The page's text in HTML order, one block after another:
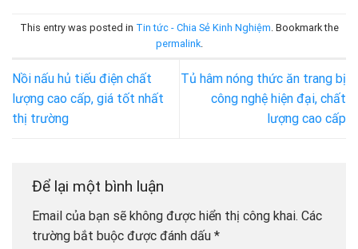
This entry was posted in Tin tức - Chia Sẻ Kinh Nghiệm . Bookmark the
permalink.
Nồi nấu hủ tiếu điện chất
lượng cao cấp, giá tốt nhất
thị trường
Tủ hâm nóng thức ăn trang bị
công nghệ hiện đại, chất
lượng cao cấp
Để lại một bình luận
Email của bạn sẽ không được hiển thị công khai. Các
trường bắt buộc được đánh dấu *